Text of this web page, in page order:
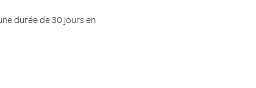
durée de 30 jours en